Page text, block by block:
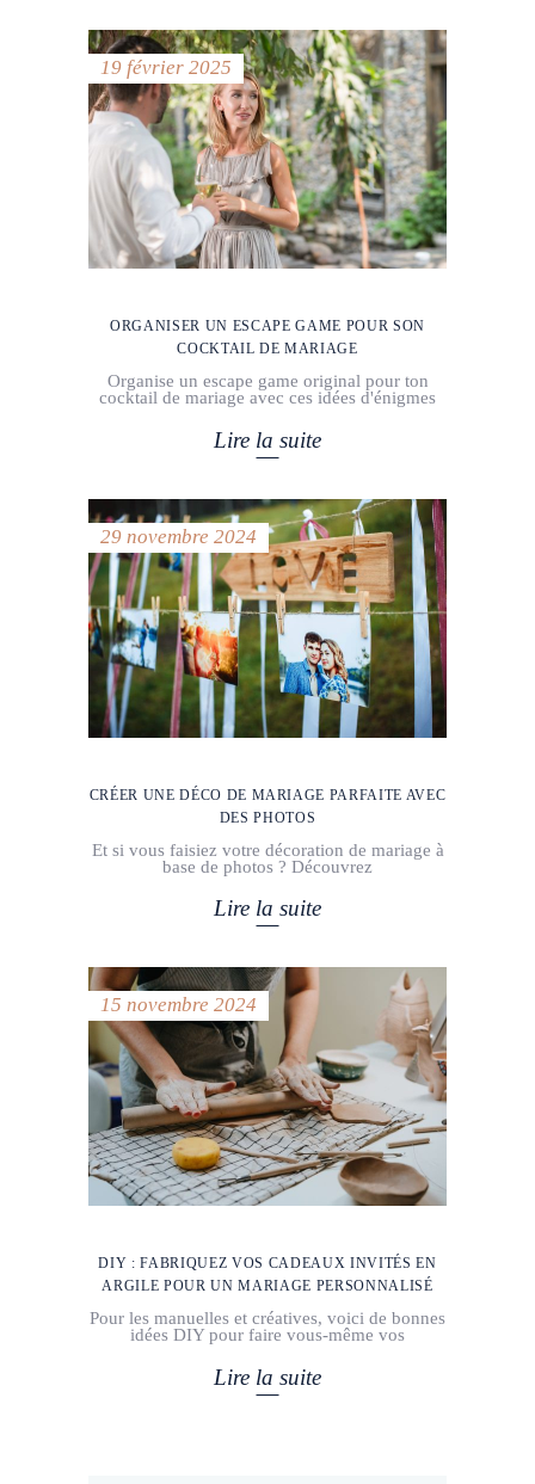
19 février 2025
ORGANISER UN ESCAPE GAME POUR SON
COCKTAIL DE MARIAGE
Organise un escape game original pour ton
cocktail de mariage avec ces idées d'énigmes
Lire la suite
29 novembre 2024
CRÉER UNE DÉCO DE MARIAGE PARFAITE AVEC
DES PHOTOS
Et si vous faisiez votre décoration de mariage à
base de photos ? Découvrez
Lire la suite
15 novembre 2024
DIY : FABRIQUEZ VOS CADEAUX INVITÉS EN
ARGILE POUR UN MARIAGE PERSONNALISÉ
Pour les manuelles et créatives, voici de bonnes
idées DIY pour faire vous-même vos
Lire la suite